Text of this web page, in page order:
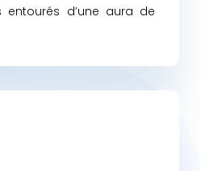
entourés d’une aura de